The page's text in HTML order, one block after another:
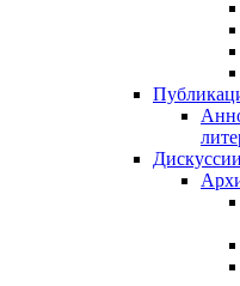
Дискуссии